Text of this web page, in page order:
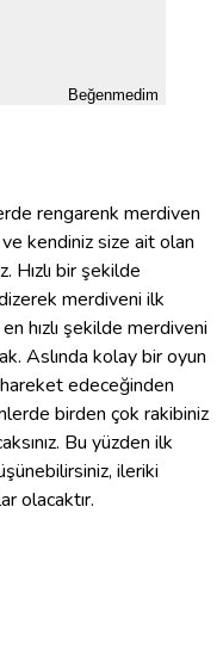
Beğenmedim
rengarenk merdiven
kendiniz size ait olan
Hızlı bir şekilde
merdiveni ilk
hızlı şekilde merdiveni
Aslında kolay bir oyun
hareket edeceğinden
birden çok rakibiniz
Bu yüzden ilk
ileriki
olacaktır.